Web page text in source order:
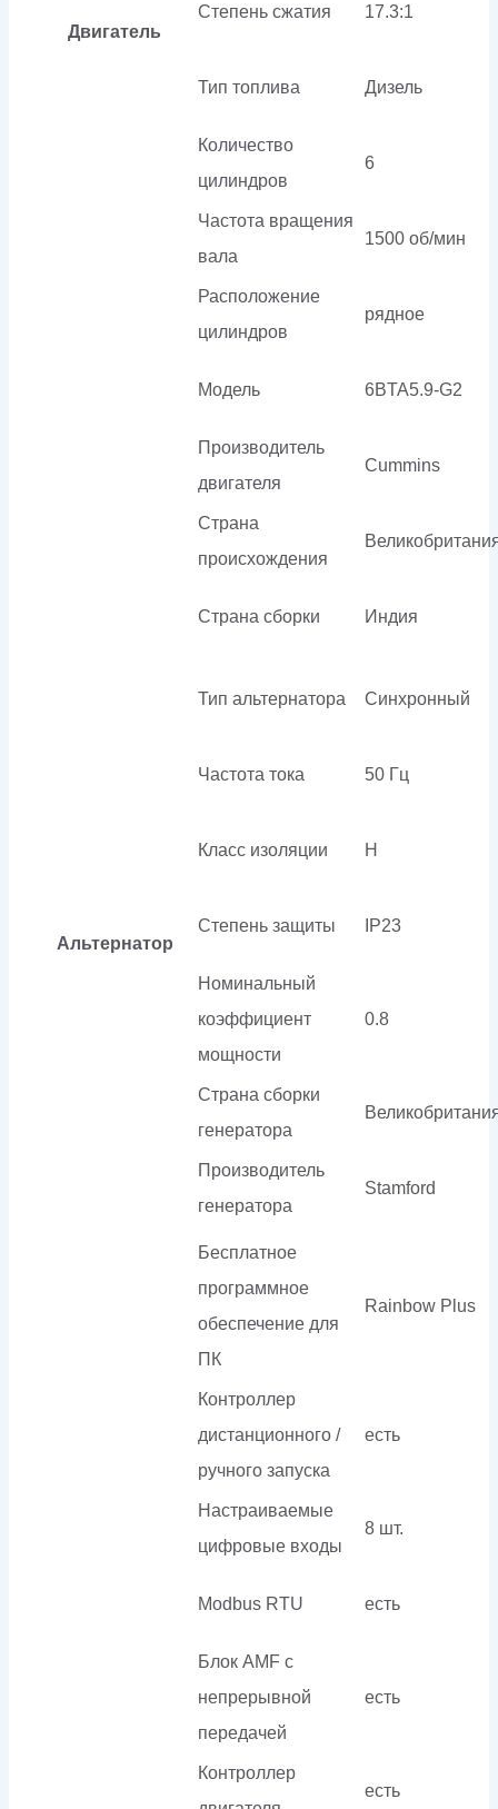
Двигатель
Степень сжатия 17.3:1
Тип топлива Дизель
Количество
цилиндров
6
Частота вращения
вала
1500 об/мин
Расположение
цилиндров
рядное
Модель 6BTA5.9-G2
Производитель
двигателя
Cummins
Страна
происхождения
Страна сборки Индия
Альтернатор
Тип альтернатора Синхронный
Частота тока 50 Гц
Класс изоляции H
Степень защиты IP23
Номинальный
коэффициент
мощности
0.8
Страна сборки
генератора
Производитель
генератора
Stamford
Бесплатное
программное
обеспечение для
ПК
Rainbow Plus
Контроллер
дистанционного /
ручного запуска
есть
Настраиваемые
цифровые входы
8 шт.
Modbus RTU есть
Блок AMF с
непрерывной
передачей
есть
Контроллер
есть